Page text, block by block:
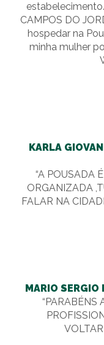
CAMPOS DO
hospedar na
minha mulher
KARLA
“A POUSADA
ORGANIZADA
FALAR NA
MARIO
“PARABÉNS